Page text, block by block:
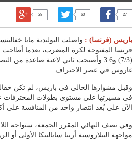
27
60
28
باريس (فرنسا) : واصلت البولندية مايا
(7/3) و6 3 وأصبحت ثاني لاعبة صاعدة
غاروس في عصر الاحتراف.
وقبل مشوارها الحالي في باريس، لم تكن
في مسيرتها على مستوى بطولات المحترفات
الآن على بُعد انتصار واحد من المنافسة على
مواجهة البيلاروسية أرينا سابالينكا الأولى أو